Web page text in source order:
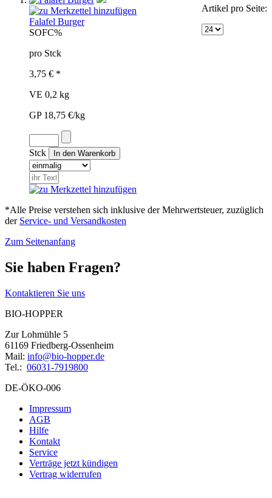
Artikel pro Seite:
Falafel Burger
SOFC%
pro Stck
3,75 € *
VE 0,2 kg
GP 18,75 €/kg
Stck
*Alle Preise verstehen sich inklusive der Mehrwertsteuer, zuzüglich
der Service- und Versandkosten
Zum Seitenanfang
Sie haben Fragen?
Kontaktieren Sie uns
BIO-HOPPER
Zur Lohmühle 5
61169 Friedberg-Ossenheim
Mail: info@bio-hopper.de
Tel.: 06031-7919800
DE-ÖKO-006
Impressum
AGB
Hilfe
Kontakt
Service
Verträge jetzt kündigen
Vertrag widerrufen